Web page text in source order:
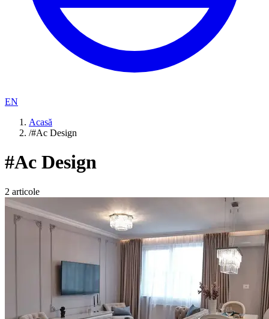
EN
Acasă
/#Ac Design
#Ac Design
2 articole